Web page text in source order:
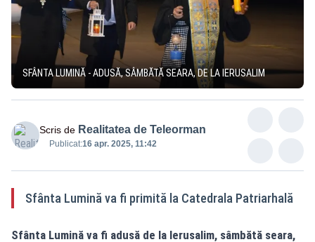
SFÂNTA LUMINĂ - ADUSĂ, SÂMBĂTĂ SEARA, DE LA IERUSALIM
Scris de Realitatea de Teleorman
Publicat:16 apr. 2025, 11:42
Sfânta Lumină va fi primită la Catedrala Patriarhală
Sfânta Lumină va fi adusă de la Ierusalim, sâmbătă seara,